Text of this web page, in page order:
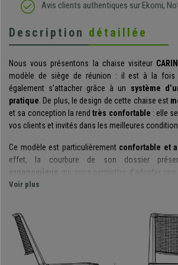
Avis clients authentiques sur Ekomi,
Description détaillée
Nous vous présentons la chaise visiteur
modèle de siège de réunion : il est à la fois
également s’attacher grâce à un système
pratique. De plus, le design de cette chaise est
et sa conception la rendtrès confortable : elle
vos clients et invités dans les meilleures
Ce modèle est particulièrement confortable et
effet, la courbure de son dossier
qui vous permettre d’adopter
une utilisation prolongée
d’utilisateurs.
D’un point de vue , ce modèle présente
avantages
empiler
Voir plus